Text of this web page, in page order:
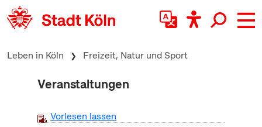
zum Inhalt springen
Leben in Köln Freizeit, Natur und Sport
Veranstaltungen
Vorlesen lassen